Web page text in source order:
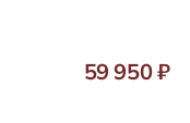
59 950 ₽